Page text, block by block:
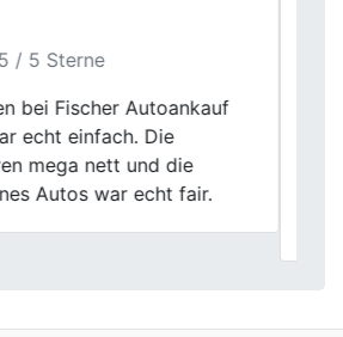
Autoverkauf
Datenschutzerklärung
Impressum
auch nach